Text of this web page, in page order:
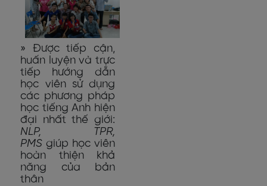
» Được tiếp cận,
huấn luyện và trực
tiếp hướng dẫn
học viên sử dụng
các phương pháp
học tiếng Anh hiện
đại nhất thế giới:
NLP, TPR,
PMSgiúp học viên
hoàn thiện khả
năng của bản
thân